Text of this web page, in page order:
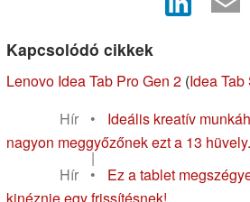
Kapcsolódó cikkek
Lenovo Idea Tab Pro Gen 2 (Idea
Hír
•
Ideális kreatív
nagyon meggyőzőnek ezt a 13
|
Hír
•
Ez a tablet
kinéznie egy frissítésnek!